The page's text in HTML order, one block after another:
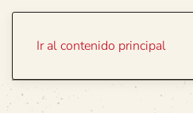
Ir al contenido principal